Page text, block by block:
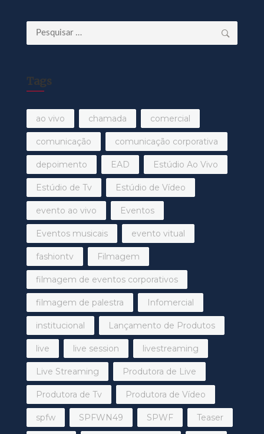
Pesquisar
por:
Tags
ao vivo chamada comercial
comunicação comunicação corporativa
depoimento EAD Estúdio Ao Vivo
Estúdio de Tv Estúdio de Vídeo
evento ao vivo Eventos
Eventos musicais evento vitual
fashiontv Filmagem
filmagem de eventos corporativos
filmagem de palestra Infomercial
institucional Lançamento de Produtos
live live session livestreaming
Live Streaming Produtora de Live
Produtora de Tv Produtora de Vídeo
spfw SPFWN49 SPWF Teaser